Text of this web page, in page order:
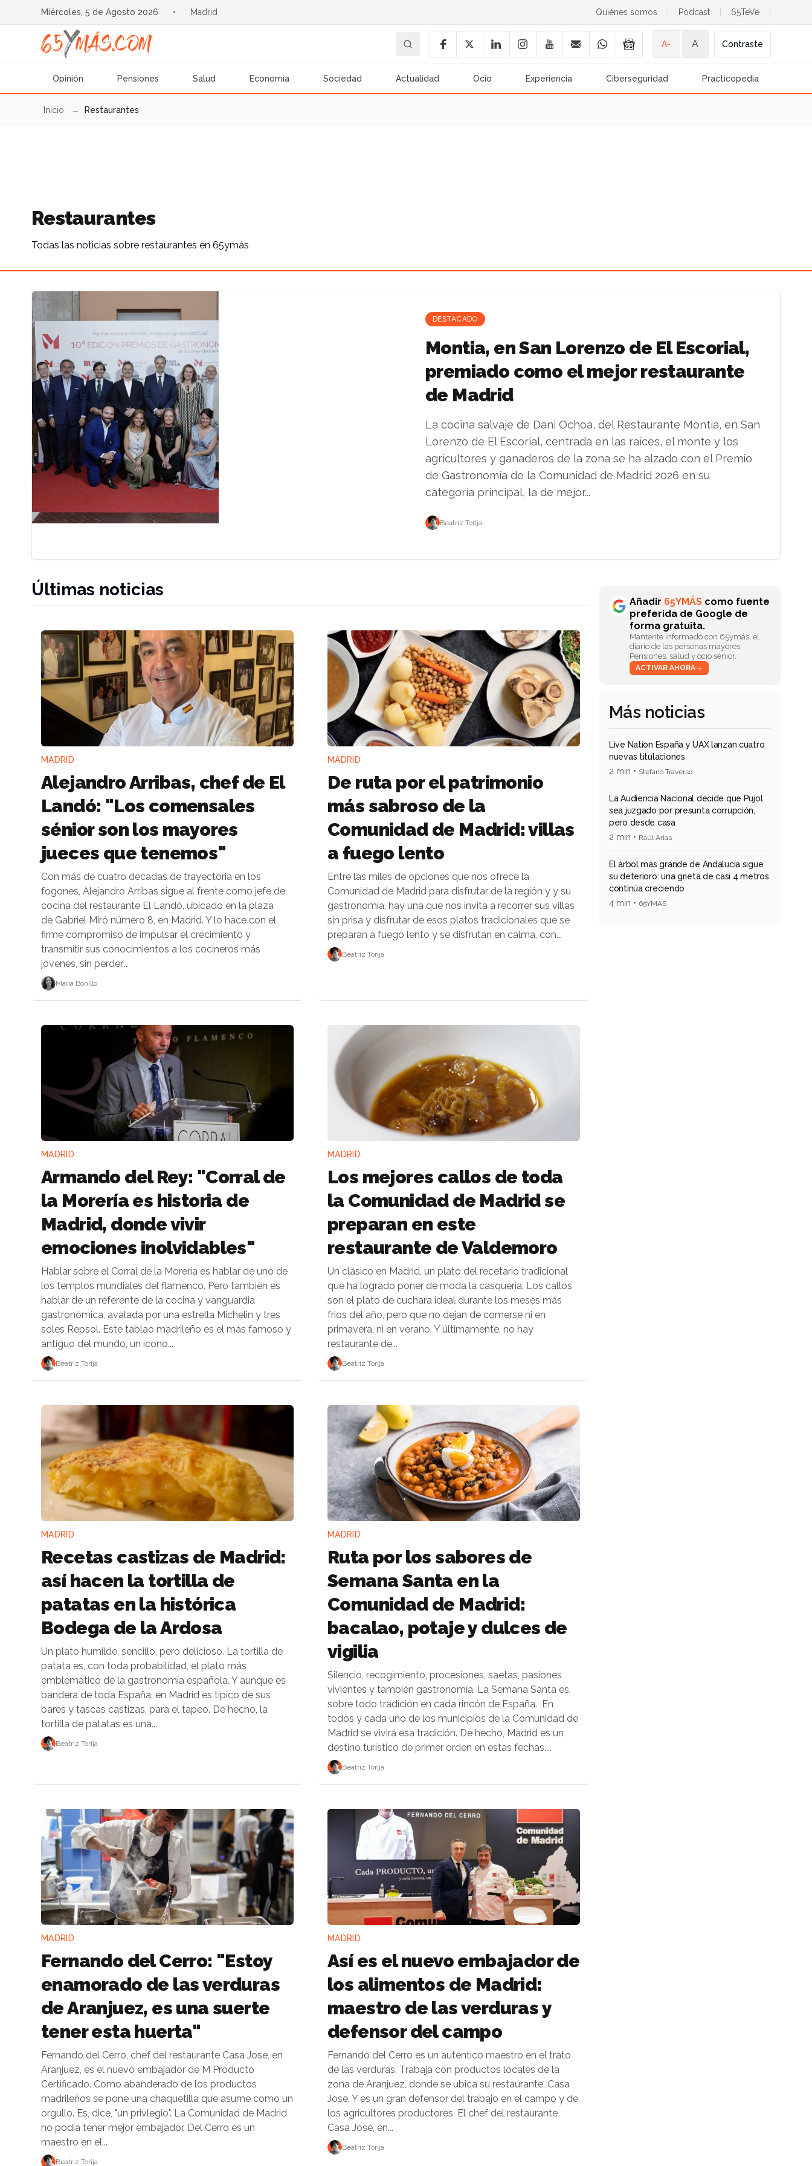
Miércoles, 5 de Agosto 2026 • Madrid Quiénes somos Podcast 65TeVe
A- A Contraste
Opinión Pensiones Salud Economía Sociedad Actualidad Ocio Experiencia Ciberseguridad Practicopedia
Inicio → Restaurantes
Restaurantes
Todas las noticias sobre restaurantes en 65ymás
Artículo destacado
DESTACADO
Montia, en San Lorenzo de El Escorial,
premiado como el mejor restaurante
de Madrid
La cocina salvaje de Dani Ochoa, del Restaurante Montia, en San
Lorenzo de El Escorial, centrada en las raíces, el monte y los
agricultores y ganaderos de la zona se ha alzado con el Premio
de Gastronomía de la Comunidad de Madrid 2026 en su
categoría principal, la de mejor...
Beatriz Torija
Últimas noticias
MADRID
Alejandro Arribas, chef de El
Landó: "Los comensales
sénior son los mayores
jueces que tenemos"
Con más de cuatro décadas de trayectoria en los
fogones, Alejandro Arribas sigue al frente como jefe de
cocina del restaurante El Landó, ubicado en la plaza
de Gabriel Miró número 8, en Madrid. Y lo hace con el
firme compromiso de impulsar el crecimiento y
transmitir sus conocimientos a los cocineros más
jóvenes, sin perder...
María Bonillo
MADRID
De ruta por el patrimonio
más sabroso de la
Comunidad de Madrid: villas
a fuego lento
Entre las miles de opciones que nos ofrece la
Comunidad de Madrid para disfrutar de la región y y su
gastronomía, hay una que nos invita a recorrer sus villas
sin prisa y disfrutar de esos platos tradicionales que se
preparan a fuego lento y se disfrutan en calma, con...
Beatriz Torija
MADRID
Armando del Rey: "Corral de
la Morería es historia de
Madrid, donde vivir
emociones inolvidables"
Hablar sobre el Corral de la Morería es hablar de uno de
los templos mundiales del flamenco. Pero también es
hablar de un referente de la cocina y vanguardia
gastronómica, avalada por una estrella Michelin y tres
soles Repsol. Este tablao madrileño es el más famoso y
antiguo del mundo, un icono...
Beatriz Torija
MADRID
Los mejores callos de toda
la Comunidad de Madrid se
preparan en este
restaurante de Valdemoro
Un clásico en Madrid, un plato del recetario tradicional
que ha logrado poner de moda la casquería. Los callos
son el plato de cuchara ideal durante los meses más
frios del año, pero que no dejan de comerse ni en
primavera, ni en verano. Y últimamente, no hay
restaurante de...
Beatriz Torija
MADRID
Recetas castizas de Madrid:
así hacen la tortilla de
patatas en la histórica
Bodega de la Ardosa
Un plato humilde, sencillo, pero delicioso. La tortilla de
patata es, con toda probabilidad, el plato más
emblemático de la gastronomía española. Y aunque es
bandera de toda España, en Madrid es típico de sus
bares y tascas castizas, para el tapeo. De hecho, la
tortilla de patatas es una...
Beatriz Torija
MADRID
Ruta por los sabores de
Semana Santa en la
Comunidad de Madrid:
bacalao, potaje y dulces de
vigilia
Silencio, recogimiento, procesiones, saetas, pasiones
vivientes y también gastronomía. La Semana Santa es,
sobre todo tradición en cada rincón de España. En
todos y cada uno de los municipios de la Comunidad de
Madrid se vivirá esa tradición. De hecho, Madrid es un
destino turístico de primer orden en estas fechas....
Beatriz Torija
MADRID
Fernando del Cerro: "Estoy
enamorado de las verduras
de Aranjuez, es una suerte
tener esta huerta"
Fernando del Cerro, chef del restaurante Casa Jose, en
Aranjuez, es el nuevo embajador de M Producto
Certificado. Como abanderado de los productos
madrileños se pone una chaquetilla que asume como un
orgullo. Es, dice, "un privlegio". La Comunidad de Madrid
no podía tener mejor embajador. Del Cerro es un
maestro en el...
Beatriz Torija
MADRID
Así es el nuevo embajador de
los alimentos de Madrid:
maestro de las verduras y
defensor del campo
Fernando del Cerro es un auténtico maestro en el trato
de las verduras. Trabaja con productos locales de la
zona de Aranjuez, donde se ubica su restaurante, Casa
Jose. Y es un gran defensor del trabajo en el campo y de
los agricultores productores. El chef del restaurante
Casa José, en...
Beatriz Torija
Añadir 65YMÁS como fuente
preferida de Google de
forma gratuita.
Mantente informado con 65ymás, el
diario de las personas mayores.
Pensiones, salud y ocio sénior.
ACTIVAR AHORA
Más noticias
Live Nation España y UAX lanzan cuatro
nuevas titulaciones
2 min • Stefano Traverso
La Audiencia Nacional decide que Pujol
sea juzgado por presunta corrupción,
pero desde casa
2 min • Raúl Arias
El árbol más grande de Andalucía sigue
su deterioro: una grieta de casi 4 metros
continúa creciendo
4 min • 65YMÁS